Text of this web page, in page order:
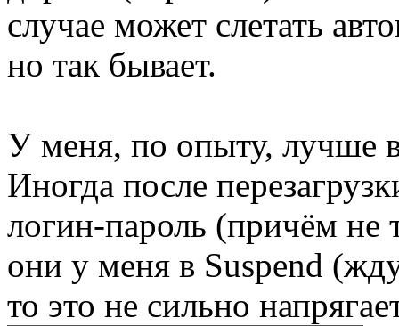
случае может слетать
но так бывает.
У меня, по опыту, лучше
Иногда после
логин-пароль (причём не
они у меня в Suspend
то это не сильно